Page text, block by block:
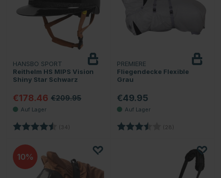
HANSBO SPORT
Reithelm HS MIPS Vision
Shiny Star Schwarz
€178.46 €209.95
Bewertung: (34) 4.8 von 5 Sternen
PREMIERE
Fliegendecke Flexible
Grau
€49.95
Bewertung: (28)
10